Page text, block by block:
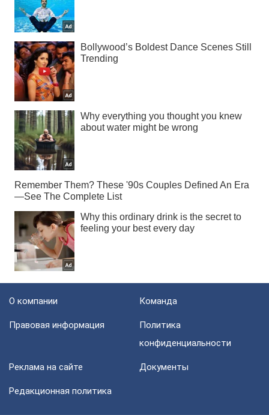
О компании Команда
Правовая информация
Политика
конфиденциальности
Реклама на сайте Документы
Редакционная политика